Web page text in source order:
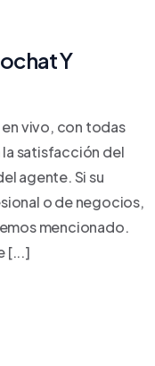
Y
vivo, con todas
satisfacción del
agente. Si su
o de negocios,
mencionado.
[...]